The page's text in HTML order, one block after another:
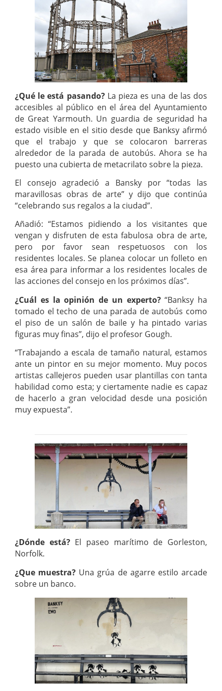
¿Qué le está pasando? La pieza es una de las dos
accesibles al público en el área del Ayuntamiento
de Great Yarmouth. Un guardia de seguridad ha
estado visible en el sitio desde que Banksy afirmó
que el trabajo y que se colocaron barreras
alrededor de la parada de autobús. Ahora se ha
puesto una cubierta de metacrilato sobre la pieza.
El consejo agradeció a Bansky por “todas las
maravillosas obras de arte” y dijo que continúa
“celebrando sus regalos a la ciudad”.
Añadió: “Estamos pidiendo a los visitantes que
vengan y disfruten de esta fabulosa obra de arte,
pero por favor sean respetuosos con los
residentes locales. Se planea colocar un folleto en
esa área para informar a los residentes locales de
las acciones del consejo en los próximos días”.
¿Cuál es la opinión de un experto?“Banksy ha
tomado el techo de una parada de autobús como
el piso de un salón de baile y ha pintado varias
figuras muy finas”, dijo el profesor Gough.
“Trabajando a escala de tamaño natural, estamos
ante un pintor en su mejor momento. Muy pocos
artistas callejeros pueden usar plantillas con tanta
habilidad como esta; y ciertamente nadie es capaz
de hacerlo a gran velocidad desde una posición
muy expuesta”.
¿Dónde está? El paseo marítimo de Gorleston,
Norfolk.
¿Que muestra? Una grúa de agarre estilo arcade
sobre un banco.